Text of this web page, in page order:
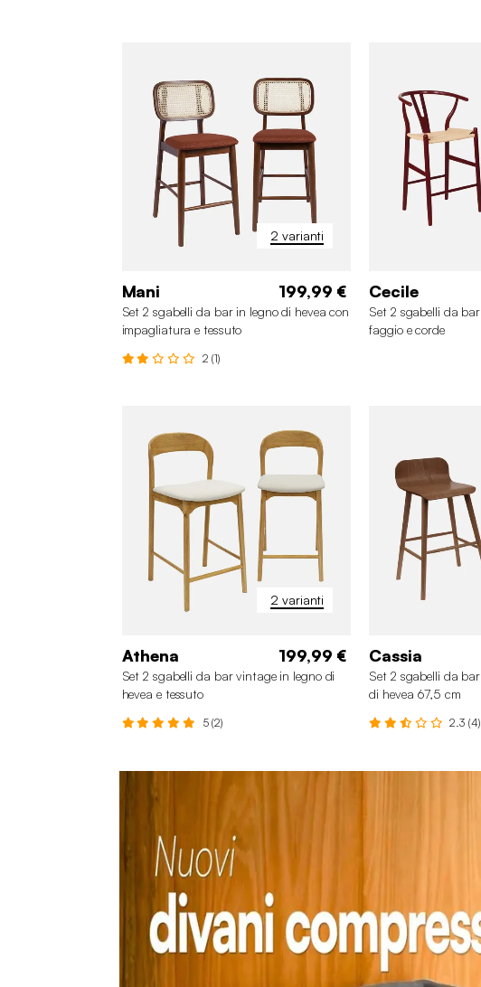
2 varianti
Mani 199,99 €
Set 2 sgabelli da bar in legno di hevea con
impagliatura e tessuto
2 (1)
Cecile
Set 2 sgabelli da
faggio e corde
2 varianti
Athena 199,99 €
Set 2 sgabelli da bar vintage in legno di
hevea e tessuto
5 (2)
Cassia
Set 2 sgabelli da
di hevea 67,5 cm
2.3 (4)